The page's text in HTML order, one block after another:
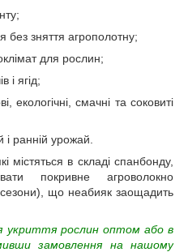
зняття агрополотну;
для рослин;
і ягід;
екологічні, смачні та соковиті
ранній урожай.
містяться в складі спанбонду,
покривне агроволокно
що неабияк заощадить
укриття рослин оптом або в
замовлення на нашому